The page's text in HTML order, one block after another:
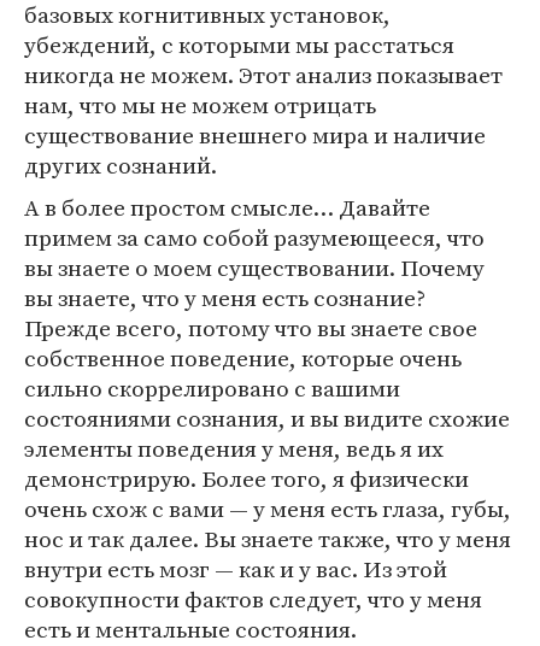
базовых когнитивных установок,
убеждений, с которыми мы расстаться
никогда не можем. Этот анализ показывает
нам, что мы не можем отрицать
существование внешнего мира и наличие
других сознаний.
А в более простом смысле… Давайте
примем за само собой разумеющееся, что
вы знаете о моем существовании. Почему
вы знаете, что у меня есть сознание?
Прежде всего, потому что вы знаете свое
собственное поведение, которые очень
сильно скоррелировано с вашими
состояниями сознания, и вы видите схожие
элементы поведения у меня, ведь я их
демонстрирую. Более того, я физически
очень схож с вами — у меня есть глаза, губы,
нос и так далее. Вы знаете также, что у меня
внутри есть мозг — как и у вас. Из этой
совокупности фактов следует, что у меня
есть и ментальные состояния.